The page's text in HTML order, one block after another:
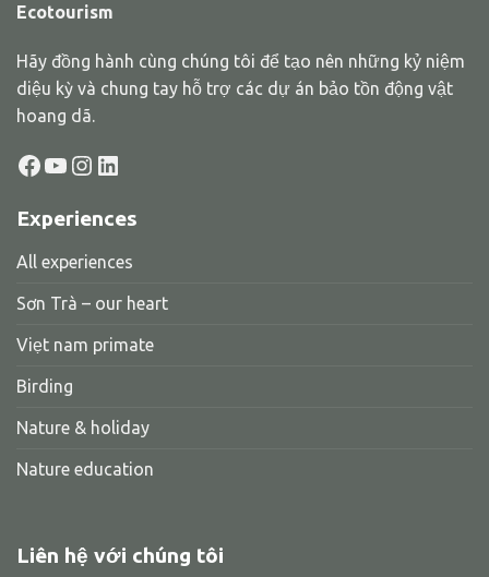
Ecotourism
Hãy đồng hành cùng chúng tôi để tạo nên những kỷ niệm
diệu kỳ và chung tay hỗ trợ các dự án bảo tồn động vật
hoang dã.
Facebook
YouTube
Instagram
LinkedIn
Experiences
All experiences
Sơn Trà – our heart
Viẹt nam primate
Birding
Nature & holiday
Nature education
Liên hệ với chúng tôi